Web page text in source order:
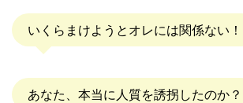
いくらまけようとオレには関係ない！
あなた、本当に人質を誘拐したのか？